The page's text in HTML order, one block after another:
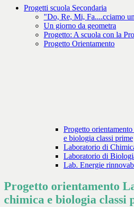
Progetti scuola Secondaria
"Do, Re, Mi, Fa....cciamo
Un giorno da geometra
Progetto: A scuola con la
Progetto Orientamento
Progetto
e biologia classi prime
Laboratorio di
Laboratorio di
Lab. Energie
Progetto orientamento
chimica e biologia classi